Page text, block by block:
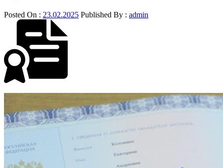
Posted On : 23.02.2025 Published By : admin